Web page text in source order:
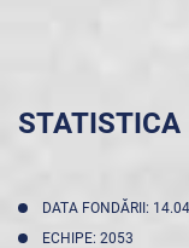
STATISTICA
DATA FONDĂRII:
ECHIPE: 2053